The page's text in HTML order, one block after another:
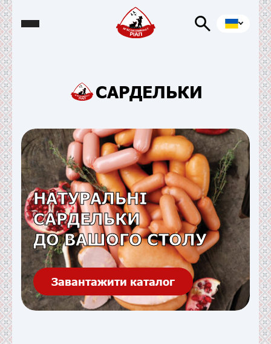
САРДЕЛЬКИ
НАТУРАЛЬНІ
САРДЕЛЬКИ
ДО ВАШОГО СТОЛУ
Завантажити каталог